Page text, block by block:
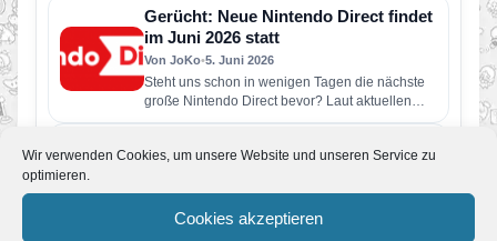
Wir verwenden Cookies, um unsere Website und unseren Service zu
optimieren.
Cookies akzeptieren
Switch erscheinen…
Gerücht: Neue Nintendo Direct findet
im Juni 2026 statt
Von JoKo•5. Juni 2026
Steht uns schon in wenigen Tagen die nächste
große Nintendo Direct bevor? Laut aktuellen
Berichten soll Nintendo bereits…
Super Mario Galaxy und was Fans in
den nächsten Jahren erwartet
Manche Spiele verschwinden nach ein paar
Jahren aus dem kollektiven Gedächtnis. Super